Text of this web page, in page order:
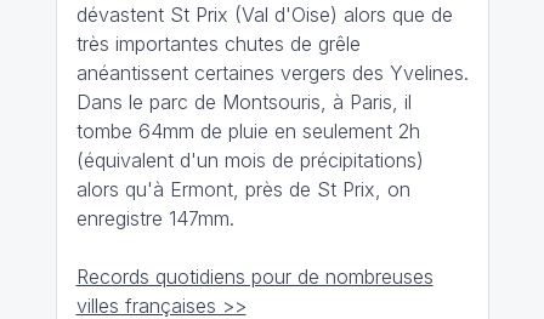
dévastent St Prix (Val d'Oise) alors que de
très importantes chutes de grêle
anéantissent certaines vergers des Yvelines.
Dans le parc de Montsouris, à Paris, il
tombe 64mm de pluie en seulement 2h
(équivalent d'un mois de précipitations)
alors qu'à Ermont, près de St Prix, on
enregistre 147mm.
Records quotidiens pour de nombreuses
villes françaises >>